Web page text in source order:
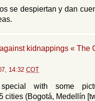
se despiertan y dan
kidnappings « The
14:32 COT
with some
cities (Bogotá, Medellín